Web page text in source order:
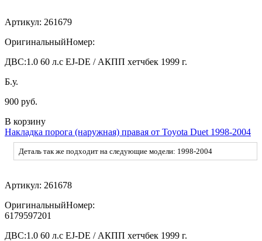
Артикул: 261679
ОригинальныйНомер:
ДВС:1.0 60 л.с EJ-DE / АКПП хетчбек 1999 г.
Б.у.
900 руб.
В корзину
Накладка порога (наружная) правая от Toyota Duet 1998-2004
Деталь так же подходит на следующие модели: 1998-2004
Артикул: 261678
ОригинальныйНомер:
6179597201
ДВС:1.0 60 л.с EJ-DE / АКПП хетчбек 1999 г.